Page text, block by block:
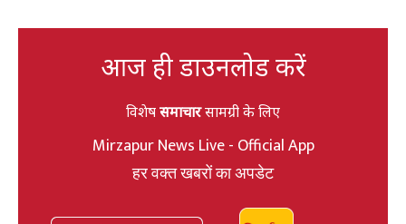
आज ही डाउनलोड करें
विशेषसमाचारसामग्री के लिए
Mirzapur News Live - Official App
हर वक्त खबरों का अपडेट